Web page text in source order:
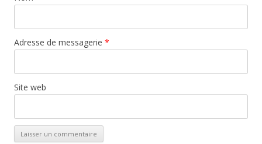
Adresse de messagerie *
Site web